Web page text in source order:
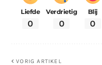
Liefde
0
Verdrietig
0
Blij
0
VORIG ARTIKEL